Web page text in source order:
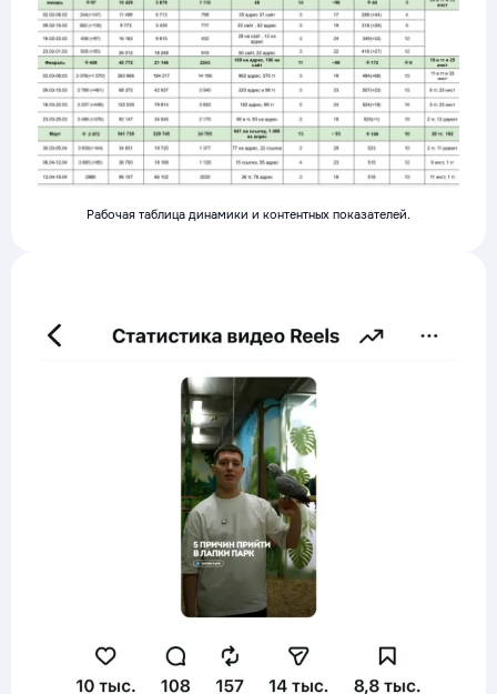
Рабочая таблица динамики и контентных показателей.